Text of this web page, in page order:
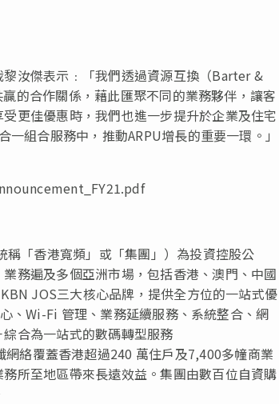
汝傑表示﹕「我們透過資源互換（Barter &
的合作關係，藉此匯聚不同的業務夥伴，讓客
更佳優惠時，我們也進一步提升於企業及住宅
組合服務中，推動ARPU增長的重要一環。」
「香港寬頻」或「集團」）為投資控股公
務遍及多個亞洲市場，包括香港、澳門、中國
JOS三大核心品牌，提供全方位的一站式優
、Wi-Fi 管理、業務延續服務、系統整合、網
合為一站式的數碼轉型服務
絡覆蓋香港超過240 萬住戶及7,400多幢商業
所至地區帶來長遠效益。集團由數百位自資購